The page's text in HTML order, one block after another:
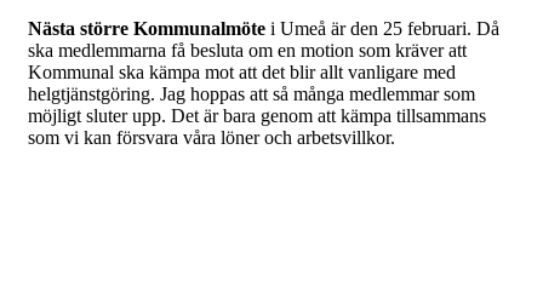
Nästa större Kommunalmöte i Umeå är den 25 februari. Då
ska medlemmarna få besluta om en motion som kräver att
Kommunal ska kämpa mot att det blir allt vanligare med
helgtjänstgöring. Jag hoppas att så många medlemmar som
möjligt sluter upp. Det är bara genom att kämpa tillsammans
som vi kan försvara våra löner och arbetsvillkor.